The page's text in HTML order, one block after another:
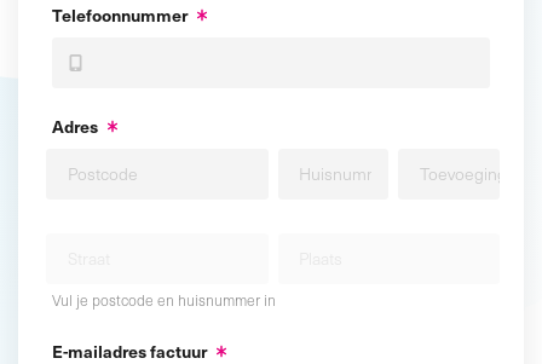
Telefoonnummer
Adres
Vul je postcode en huisnummer in
E-mailadres factuur